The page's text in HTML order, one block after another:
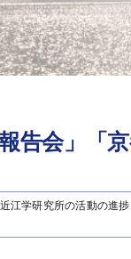
告会」「
近江学研究所の活動の進捗